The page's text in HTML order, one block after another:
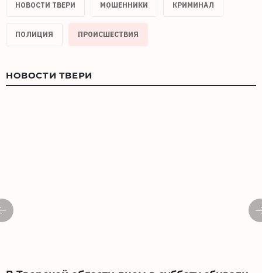
НОВОСТИ ТВЕРИ МОШЕННИКИ КРИМИНАЛ
ПОЛИЦИЯ ПРОИСШЕСТВИЯ
НОВОСТИ ТВЕРИ